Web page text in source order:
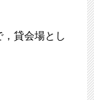
貸会場とし